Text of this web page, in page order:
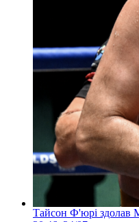
Тайсон Ф'юрі здолав